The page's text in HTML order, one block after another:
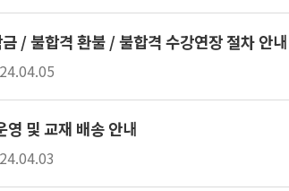
/ 불합격 환불 / 불합격 수강연장 절차 안내
및 교재 배송 안내